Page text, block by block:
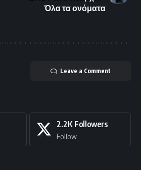
Όλα τα ονόματα
Leave a Comment
2.2K Followers
Follow